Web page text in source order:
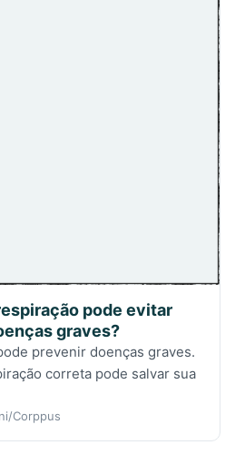
pode evitar
graves?
prevenir doenças graves.
correta pode salvar sua
Corppus